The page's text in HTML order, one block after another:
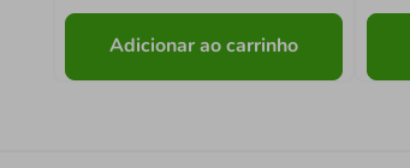
Adicionar ao carrinho